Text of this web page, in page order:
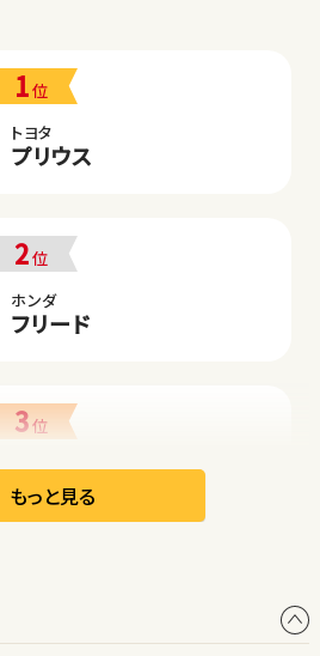
1位
トヨタ
プリウス
2位
ホンダ
フリード
3位
日産
リーフ
1位
もっと見る